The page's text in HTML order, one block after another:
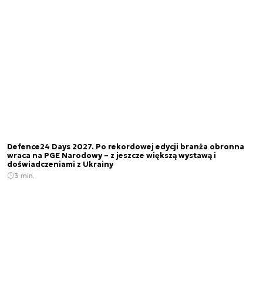
Defence24 Days 2027. Po rekordowej edycji branża obronna
wraca na PGE Narodowy – z jeszcze większą wystawą i
doświadczeniami z Ukrainy
3 min.